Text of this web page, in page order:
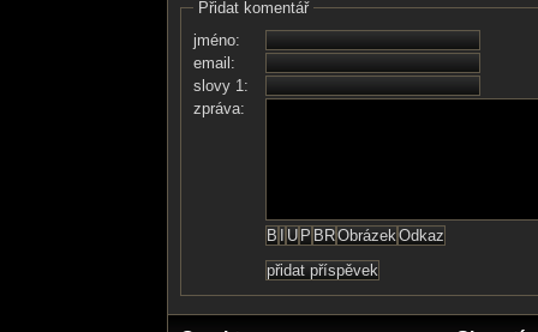
Přidat komentář
jméno:
email:
slovy 1:
zpráva: